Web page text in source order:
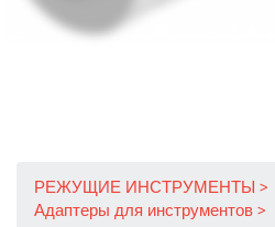
РЕЖУЩИЕ ИНСТРУМЕНТЫ
Адаптеры для инструментов